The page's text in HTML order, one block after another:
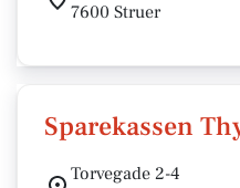
7600 Struer
Sparekassen
Torvegade 2-4